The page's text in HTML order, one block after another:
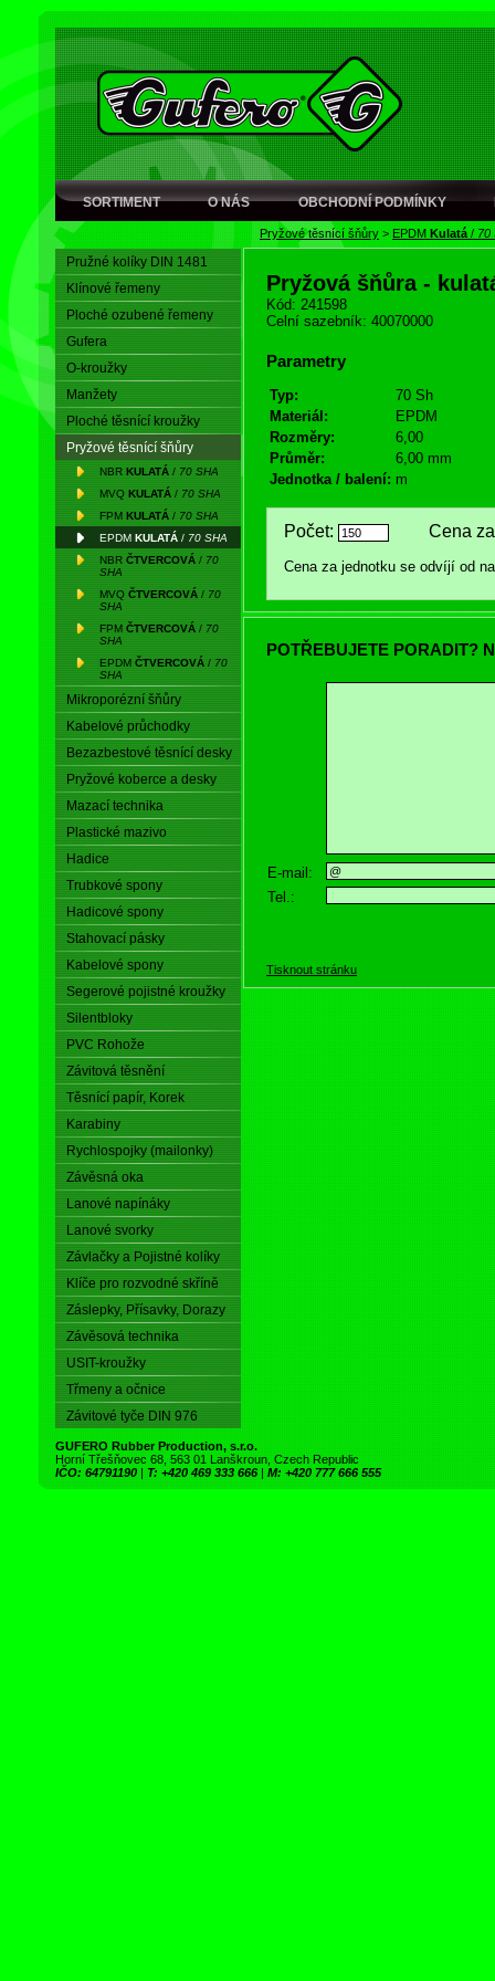
SORTIMENT O NÁS OBCHODNÍ PODMÍNKY
Pryžové těsnící šňůry > EPDM Kulatá / 70
Pružné kolíky DIN 1481
Klínové řemeny
Ploché ozubené řemeny
Gufera
O-kroužky
Manžety
Ploché těsnící kroužky
Pryžové těsnící šňůry
NBR KULATÁ / 70 SHA
MVQ KULATÁ / 70 SHA
FPM KULATÁ / 70 SHA
EPDM KULATÁ / 70 SHA
NBR ČTVERCOVÁ / 70
SHA
MVQ ČTVERCOVÁ / 70
SHA
FPM ČTVERCOVÁ / 70
SHA
EPDM ČTVERCOVÁ / 70
SHA
Mikroporézní šňůry
Kabelové průchodky
Bezazbestové těsnící desky
Pryžové koberce a desky
Mazací technika
Plastické mazivo
Hadice
Trubkové spony
Hadicové spony
Stahovací pásky
Kabelové spony
Segerové pojistné kroužky
Silentbloky
PVC Rohože
Závitová těsnění
Těsnící papír, Korek
Karabiny
Rychlospojky (mailonky)
Závěsná oka
Lanové napínáky
Lanové svorky
Závlačky a Pojistné kolíky
Klíče pro rozvodné skříně
Záslepky, Přísavky, Dorazy
Závěsová technika
USIT-kroužky
Třmeny a očnice
Závitové tyče DIN 976
Pryžová šňůra -
Kód: 241598
Celní sazebník: 40070000
Parametry
Typ:
70 Sh
Materiál:
EPDM
Rozměry:
6,00
Průměr:
6,00 mm
Jednotka / balení: m
Počet: Cena za
Cena za jednotku se odvíjí od
POTŘEBUJETE PORADIT?
E-mail:
Tel.:
Tisknout stránku
GUFERO Rubber Production, s.r.o.
Horní Třešňovec 68, 563 01 Lanškroun, Czech Republic
IČO: 64791190 | T: +420 469 333 666 | M: +420 777 666 555